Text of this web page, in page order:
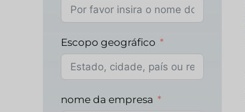
Escopo geográfico
nome da empresa